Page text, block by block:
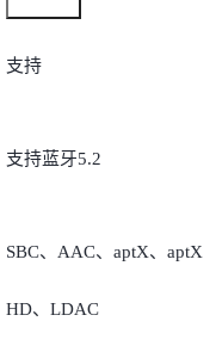
支持
支持蓝牙5.2
SBC、AAC、aptX、aptX
HD、LDAC